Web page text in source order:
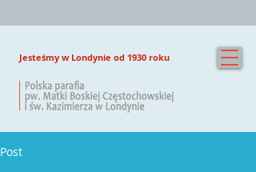
Jesteśmy w Londynie od 1930 roku
Post